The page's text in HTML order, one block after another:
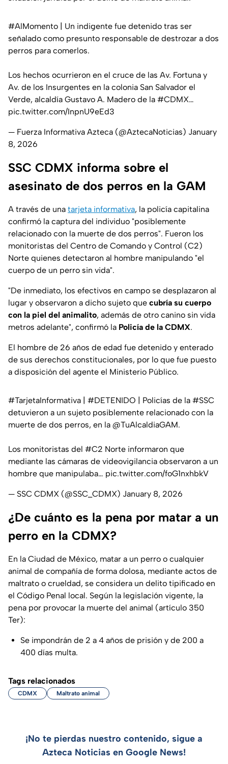
#AlMomento | Un indigente fue detenido tras ser
señalado como presunto responsable de destrozar a dos
perros para comerlos.
Los hechos ocurrieron en el cruce de las Av. Fortuna y
Av. de los Insurgentes en la colonia San Salvador el
Verde, alcaldía Gustavo A. Madero de la #CDMX…
pic.twitter.com/InpnU9eEd3
— Fuerza Informativa Azteca (@AztecaNoticias) January
8, 2026
SSC CDMX informa sobre el
asesinato de dos perros en la GAM
A través de una tarjeta informativa, la policía capitalina
confirmó la captura del individuo "posiblemente
relacionado con la muerte de dos perros". Fueron los
monitoristas del Centro de Comando y Control (C2)
Norte quienes detectaron al hombre manipulando "el
cuerpo de un perro sin vida".
"De inmediato, los efectivos en campo se desplazaron al
lugar y observaron a dicho sujeto que cubría su cuerpo
con la piel del animalito, además de otro canino sin vida
metros adelante", confirmó la Policía de la CDMX.
El hombre de 26 años de edad fue detenido y enterado
de sus derechos constitucionales, por lo que fue puesto
a disposición del agente el Ministerio Público.
#TarjetaInformativa #DETENIDO | Policías de la #SSC
detuvieron a un sujeto posiblemente relacionado con la
muerte de dos perros, en la @TuAlcaldiaGAM.
Los monitoristas del #C2 Norte informaron que
mediante las cámaras de videovigilancia observaron a un
hombre que manipulaba… pic.twitter.com/foG1nxhbkV
— SSC CDMX (@SSC_CDMX) January 8, 2026
¿De cuánto es la pena por matar a un
perro en la CDMX?
En la Ciudad de México, matar a un perro o cualquier
animal de compañía de forma dolosa, mediante actos de
maltrato o crueldad, se considera un delito tipificado en
el Código Penal local. Según la legislación vigente, la
pena por provocar la muerte del animal (artículo 350
Ter):
Se impondrán de 2 a 4 años de prisión y de 200 a
400 días multa.
Tags relacionados
CDMX Maltrato animal
¡No te pierdas nuestro contenido, sigue a
Azteca Noticias en Google News!